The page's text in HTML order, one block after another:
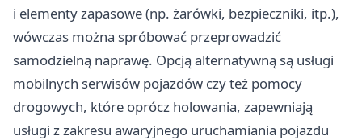
i elementy zapasowe (np. żarówki, bezpieczniki, itp.),
wówczas można spróbować przeprowadzić
samodzielną naprawę. Opcją alternatywną są usługi
mobilnych serwisów pojazdów czy też pomocy
drogowych, które oprócz holowania, zapewniają
usługi z zakresu awaryjnego uruchamiania pojazdu